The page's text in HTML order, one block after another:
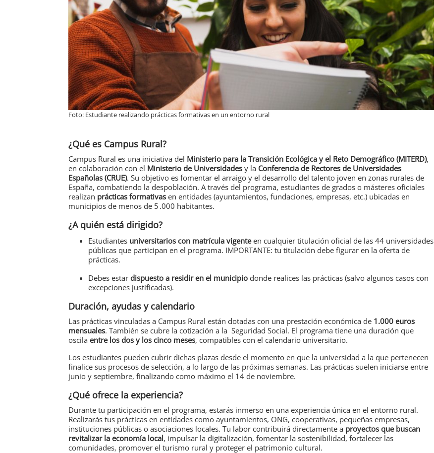
Foto: Estudiante realizando prácticas formativas en un entorno rural
¿Qué es Campus Rural?
Campus Rural es una iniciativa del Ministerio para la Transición Ecológica y el Reto Demográfico (MITERD),
en colaboración con el Ministerio de Universidades y la Conferencia de Rectores de Universidades
Españolas (CRUE). Su objetivo es fomentar el arraigo y el desarrollo del talento joven en zonas rurales de
España, combatiendo la despoblación. A través del programa, estudiantes de grados o másteres oficiales
realizan prácticas formativas en entidades (ayuntamientos, fundaciones, empresas, etc.) ubicadas en
municipios de menos de 5 .000 habitantes.
¿A quién está dirigido?
Estudiantes universitarios con matrícula vigenteen cualquier titulación oficial de las 44 universidades
públicas que participan en el programa. IMPORTANTE: tu titulación debe figurar en la oferta de
prácticas.
Debes estar dispuesto a residir en el municipio donde realices las prácticas (salvo algunos casos con
excepciones justificadas).
Duración, ayudas y calendario
Las prácticas vinculadas a Campus Rural están dotadas con una prestación económica de 1.000 euros
mensuales. También se cubre la cotización a la Seguridad Social. El programa tiene una duración que
oscila entre los dos y los cinco meses, compatibles con el calendario universitario.
Los estudiantes pueden cubrir dichas plazas desde el momento en que la universidad a la que pertenecen
finalice sus procesos de selección, a lo largo de las próximas semanas. Las prácticas suelen iniciarse entre
junio y septiembre, finalizando como máximo el 14 de noviembre.
¿Qué ofrece la experiencia?
Durante tu participación en el programa, estarás inmerso en una experiencia única en el entorno rural.
Realizarás tus prácticas en entidades como ayuntamientos, ONG, cooperativas, pequeñas empresas,
instituciones públicas o asociaciones locales. Tu labor contribuirá directamente a proyectos que buscan
revitalizar la economía local, impulsar la digitalización, fomentar la sostenibilidad, fortalecer las
comunidades, promover el turismo rural y proteger el patrimonio cultural.